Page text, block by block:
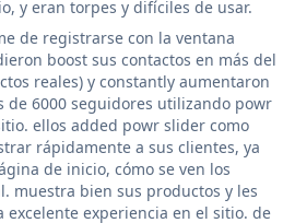
y eran torpes y difíciles de usar.
de registrarse con la ventana
boost sus contactos en más del
reales) y constantly aumentaron
de 6000 seguidores utilizando powr
ellos added powr slider como
rápidamente a sus clientes, ya
de inicio, cómo se ven los
muestra bien sus productos y les
excelente experiencia en el sitio. de